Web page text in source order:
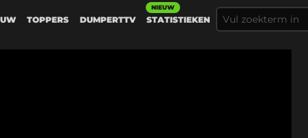
TOPPERS DUMPERTTV STATISTIEKEN
NIEUW